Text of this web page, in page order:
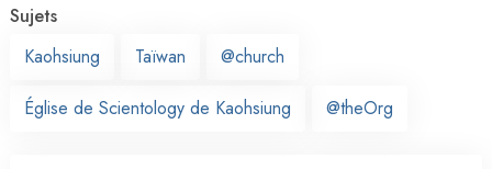
Sujets
Kaohsiung
Taïwan @church
Église de Scientology de Kaohsiung @theOrg